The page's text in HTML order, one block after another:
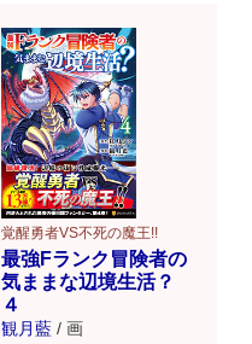
覚醒勇者VS不死の魔王!!
最強Fランク冒険者の
気ままな辺境生活？
４
観月藍 / 画